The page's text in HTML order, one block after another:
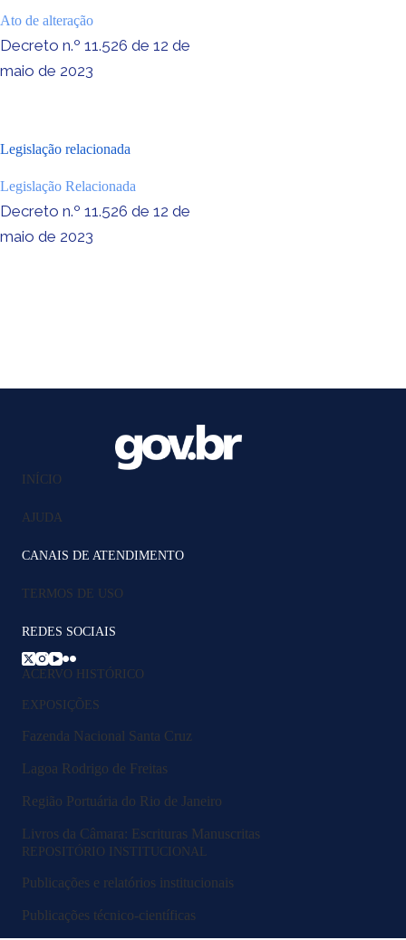
Ato de alteração
Decreto n.º 11.526 de 12 de
maio de 2023
Legislação relacionada
Legislação Relacionada
Decreto n.º 11.526 de 12 de
maio de 2023
INÍCIO
AJUDA
CANAIS DE ATENDIMENTO
TERMOS DE USO
REDES SOCIAIS
ACERVO HISTÓRICO
EXPOSIÇÕES
Fazenda Nacional Santa Cruz
Lagoa Rodrigo de Freitas
Região Portuária do Rio de Janeiro
Livros da Câmara: Escrituras Manuscritas
REPOSITÓRIO INSTITUCIONAL
Publicações e relatórios institucionais
Publicações técnico-científicas